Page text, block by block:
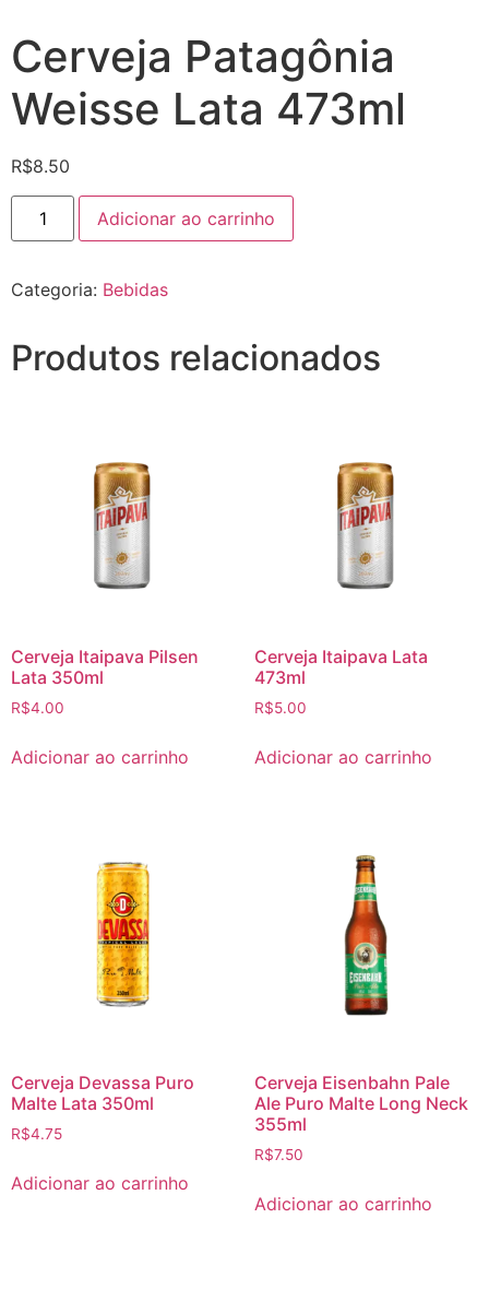
Cerveja Patagônia
Weisse Lata 473ml
R$8.50
Cerveja
Patagônia
Weisse
quantidade
Adicionar ao carrinho
Categoria: Bebidas
Produtos relacionados
Cerveja Itaipava Pilsen
Lata 350ml
R$4.00
Adicionar ao carrinho
Cerveja Itaipava Lata
473ml
R$5.00
Adicionar ao carrinho
Cerveja Devassa Puro
Malte Lata 350ml
R$4.75
Adicionar ao carrinho
Cerveja Eisenbahn Pale
Ale Puro Malte Long Neck
355ml
R$7.50
Adicionar ao carrinho